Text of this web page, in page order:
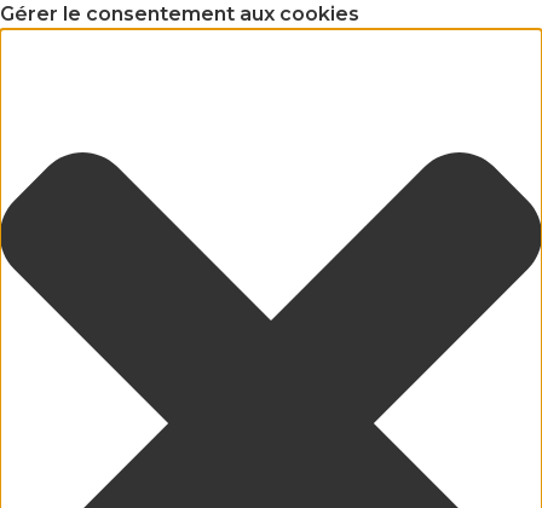
Gérer le consentement aux cookies